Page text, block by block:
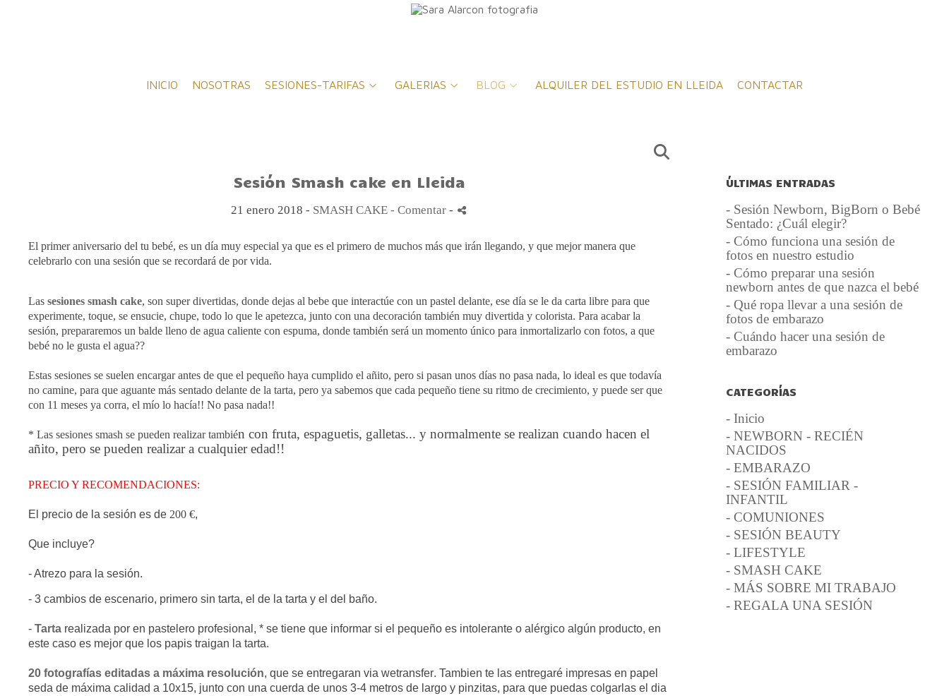
INICIO NOSOTRAS SESIONES-TARIFAS GALERIAS BLOG ALQUILER DEL ESTUDIO EN LLEIDA CONTACTAR
Sesión Smash cake en Lleida
21 enero 2018 - SMASH CAKE - Comentar -
El primer aniversario del tu bebé, es un día muy especial ya que es el primero de muchos más que irán llegando, y que mejor manera que
celebrarlo con una sesión que se recordará de por vida.
Las sesiones smash cake, son superdivertidas, donde dejas al bebe que interactúe con un pastel delante, ese día se le da carta libre para que
experimente, toque, se ensucie, chupe, todo lo que le apetezca, junto con una decoración también muy divertida y colorista. Para acabar la
sesión, prepararemos un balde lleno de agua caliente con espuma, donde también será un momento único para inmortalizarlo con fotos, a que
bebé no le gusta el agua??
Estas sesiones se suelen encargar antes de que el pequeño haya cumplido el añito, pero si pasan unos días no pasa nada, lo ideal es que todavía
no camine, para que aguante más sentado delante de la tarta, pero ya sabemos que cada pequeño tiene su ritmo de crecimiento, y puede ser que
con 11 meses ya corra, el mío lo hacía!! No pasa nada!!
* Las sesiones smash se pueden realizar también con fruta, espaguetis, galletas... y normalmente se realizan cuando hacen el
añito, pero se pueden realizar a cualquier edad!!
PRECIO Y RECOMENDACIONES:
El precio de la sesión es de 200 €,
Que incluye?
- Atrezo para la sesión.
- 3 cambios de escenario, primero sin tarta, el de la tarta y el del baño.
- Tarta realizada por en pastelero profesional, * se tiene que informar si el pequeño es intolerante o alérgico algún producto, en
este caso es mejor que los papis traigan la tarta.
20 fotografías editadas a máxima resolución, que se entregaran via wetransfer. Tambien te las entregaré impresas en papel
seda de máxima calidad a 10x15, junto con una cuerda de unos 3-4 metros de largo y pinzitas, para que puedas colgarlas el dia
ÚLTIMAS ENTRADAS
- Sesión Newborn, BigBorn o Bebé
Sentado: ¿Cuál elegir?
- Cómo funciona una sesión de
fotos en nuestro estudio
- Cómo preparar una sesión
newborn antes de que nazca el bebé
- Qué ropa llevar a una sesión de
fotos de embarazo
- Cuándo hacer una sesión de
embarazo
CATEGORÍAS
- Inicio
- NEWBORN - RECIÉN
NACIDOS
- EMBARAZO
- SESIÓN FAMILIAR -
INFANTIL
- COMUNIONES
- SESIÓN BEAUTY
- LIFESTYLE
- SMASH CAKE
- MÁS SOBRE MI TRABAJO
- REGALA UNA SESIÓN